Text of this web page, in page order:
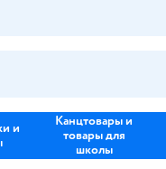
и
Канцтовары и
товары для
школы